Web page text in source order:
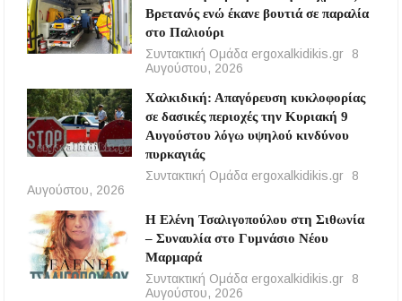
Βρετανός ενώ έκανε βουτιά σε παραλία
στο Παλιούρι
Συντακτική Ομάδα ergoxalkidikis.gr
8
Αυγούστου, 2026
Χαλκιδική: Απαγόρευση κυκλοφορίας
σε δασικές περιοχές την Κυριακή 9
Αυγούστου λόγω υψηλού κινδύνου
πυρκαγιάς
Συντακτική Ομάδα ergoxalkidikis.gr
8
Αυγούστου, 2026
Η Ελένη Τσαλιγοπούλου στη Σιθωνία
– Συναυλία στο Γυμνάσιο Νέου
Μαρμαρά
Συντακτική Ομάδα ergoxalkidikis.gr
8
Αυγούστου, 2026